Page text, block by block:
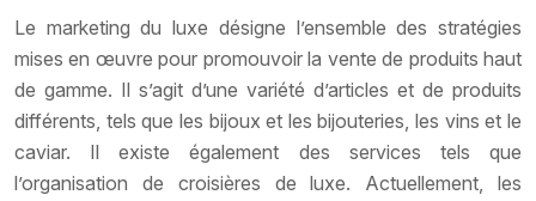
Le marketing du luxe désigne l’ensemble des stratégies
mises en œuvre pour promouvoir la vente de produits haut
de gamme. Il s’agit d’une variété d’articles et de produits
différents, tels que les bijoux et les bijouteries, les vins et le
caviar. Il existe également des services tels que
l’organisation de croisières de luxe. Actuellement, les